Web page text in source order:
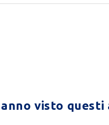
visto questi